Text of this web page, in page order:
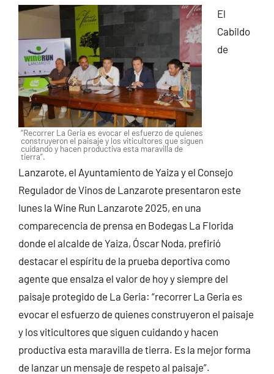
“Recorrer La Geria es evocar el esfuerzo de quienes
construyeron el paisaje y los viticultores que siguen
cuidando y hacen productiva esta maravilla de
tierra”.
El
Cabildo
de
Lanzarote, el Ayuntamiento de Yaiza y el Consejo
Regulador de Vinos de Lanzarote presentaron este
lunes la Wine Run Lanzarote 2025, en una
comparecencia de prensa en Bodegas La Florida
donde el alcalde de Yaiza, Óscar Noda, prefirió
destacar el espíritu de la prueba deportiva como
agente que ensalza el valor de hoy y siempre del
paisaje protegido de La Geria: “recorrer La Geria es
evocar el esfuerzo de quienes construyeron el paisaje
y los viticultores que siguen cuidando y hacen
productiva esta maravilla de tierra. Es la mejor forma
de lanzar un mensaje de respeto al paisaje”.